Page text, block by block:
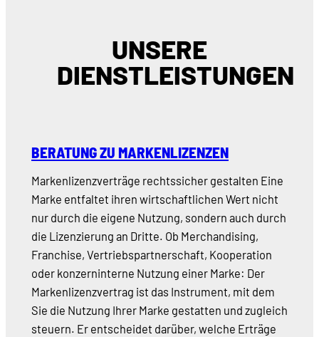
UNSERE
DIENSTLEISTUNGEN
BERATUNG ZU MARKENLIZENZEN
Markenlizenzverträge rechtssicher gestalten Eine
Marke entfaltet ihren wirtschaftlichen Wert nicht
nur durch die eigene Nutzung, sondern auch durch
die Lizenzierung an Dritte. Ob Merchandising,
Franchise, Vertriebspartnerschaft, Kooperation
oder konzerninterne Nutzung einer Marke: Der
Markenlizenzvertrag ist das Instrument, mit dem
Sie die Nutzung Ihrer Marke gestatten und zugleich
steuern. Er entscheidet darüber, welche Erträge